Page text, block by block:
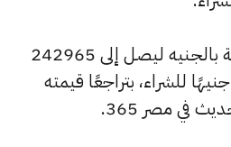
كما انخفض سعر الأونصة بالجنيه ليصل إلى 242965
جنيهًا للبيع و241540 جنيهًا للشراء، بتراجعًا قيمته